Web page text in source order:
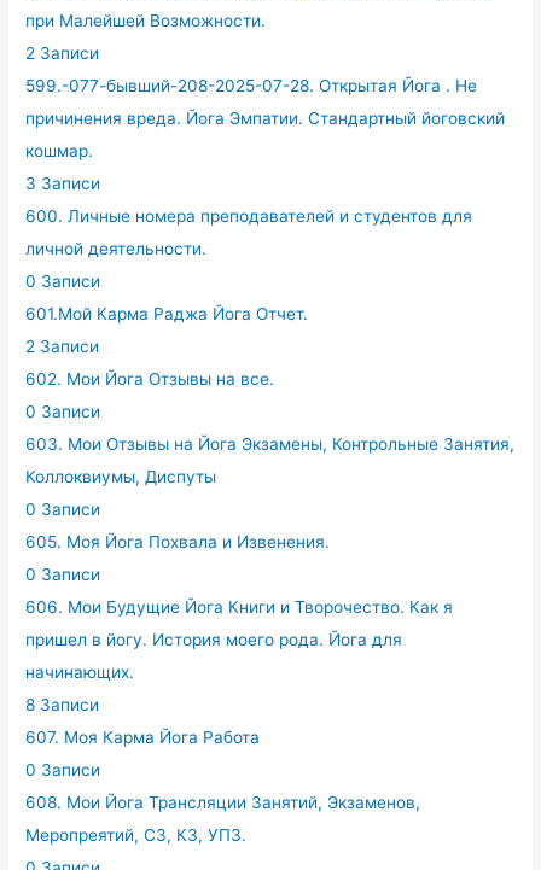
при Малейшей Возможности.
2 Записи
599.-077-бывший-208-2025-07-28. Открытая Йога . Не
причинения вреда. Йога Эмпатии. Стандартный йоговский
кошмар.
3 Записи
600. Личные номера преподавателей и студентов для
личной деятельности.
0 Записи
601.Мой Карма Раджа Йога Отчет.
2 Записи
602. Мои Йога Отзывы на все.
0 Записи
603. Мои Отзывы на Йога Экзамены, Контрольные Занятия,
Коллоквиумы, Диспуты
0 Записи
605. Моя Йога Похвала и Извенения.
0 Записи
606. Мои Будущие Йога Книги и Творочество. Как я
пришел в йогу. История моего рода. Йога для
начинающих.
8 Записи
607. Моя Карма Йога Работа
0 Записи
608. Мои Йога Трансляции Занятий, Экзаменов,
Меропреятий, СЗ, КЗ, УПЗ.